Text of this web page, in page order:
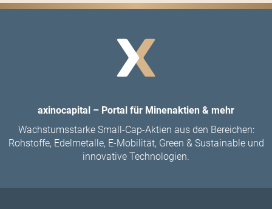
axinocapital – Portal für Minenaktien & mehr
Wachstumsstarke Small-Cap-Aktien aus den Bereichen:
Rohstoffe, Edelmetalle, E-Mobilität, Green & Sustainable und
innovative Technologien.